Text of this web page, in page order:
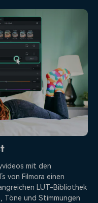
mit den
von Filmora einen
LUT-Bibliothek
Töne und Stimmungen